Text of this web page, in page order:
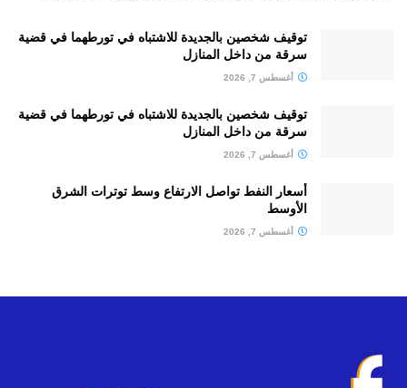
توقيف شخصين بالجديدة للاشتباه في تورطهما في قضية
سرقة من داخل المنازل
أغسطس 7, 2026
توقيف شخصين بالجديدة للاشتباه في تورطهما في قضية
سرقة من داخل المنازل
أغسطس 7, 2026
أسعار النفط تواصل الارتفاع وسط توترات الشرق
الأوسط
أغسطس 7, 2026